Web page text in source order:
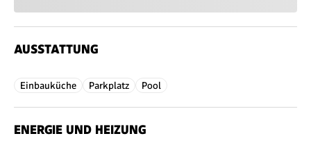
AUSSTATTUNG
Einbauküche Parkplatz Pool
ENERGIE UND HEIZUNG